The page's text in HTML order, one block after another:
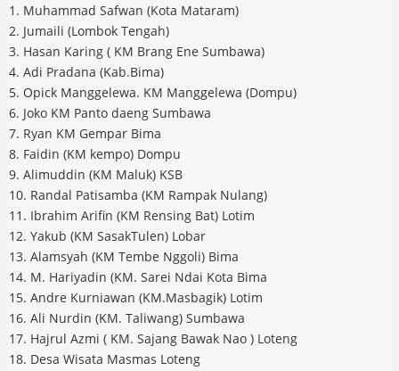
1. Muhammad Safwan (Kota Mataram)
2. Jumaili (Lombok Tengah)
3. Hasan Karing ( KM Brang Ene Sumbawa)
4. Adi Pradana (Kab.Bima)
5. Opick Manggelewa. KM Manggelewa (Dompu)
6. Joko KM Panto daeng Sumbawa
7. Ryan KM Gempar Bima
8. Faidin (KM kempo) Dompu
9. Alimuddin (KM Maluk) KSB
10. Randal Patisamba (KM Rampak Nulang)
11. Ibrahim Arifin (KM Rensing Bat) Lotim
12. Yakub (KM SasakTulen) Lobar
13. Alamsyah (KM Tembe Nggoli) Bima
14. M. Hariyadin (KM. Sarei Ndai Kota Bima
15. Andre Kurniawan (KM.Masbagik) Lotim
16. Ali Nurdin (KM. Taliwang) Sumbawa
17. Hajrul Azmi ( KM. Sajang Bawak Nao ) Loteng
18. Desa Wisata Masmas Loteng